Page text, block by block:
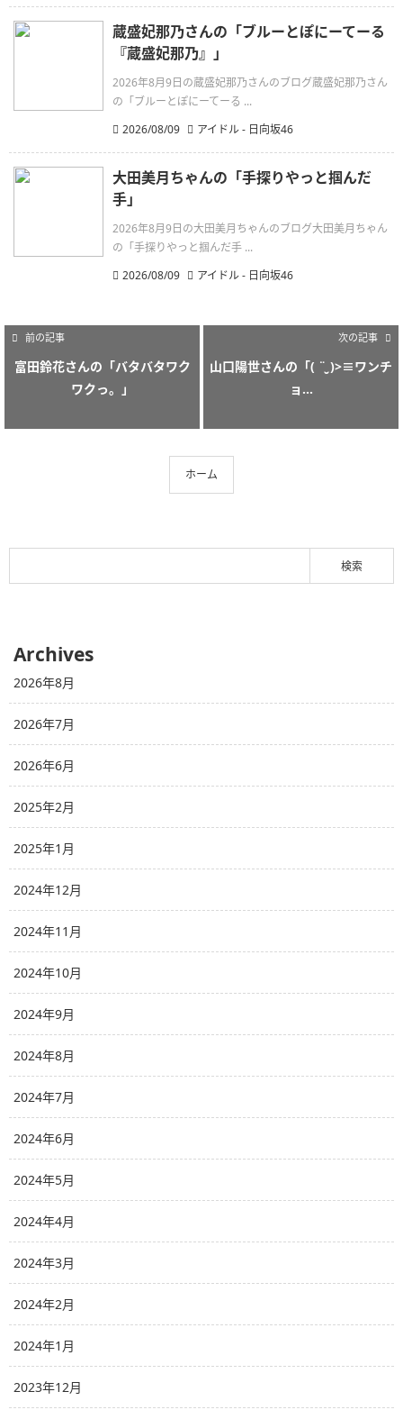
蔵盛妃那乃さんの「ブルーとぽにーてーる
『蔵盛妃那乃』」
2026年8月9日の蔵盛妃那乃さんのブログ蔵盛妃那乃さん
の「ブルーとぽにーてーる ...
2026/08/09
アイドル - 日向坂46
大田美月ちゃんの「手探りやっと掴んだ
手」
2026年8月9日の大田美月ちゃんのブログ大田美月ちゃん
の「手探りやっと掴んだ手 ...
2026/08/09
アイドル - 日向坂46
前の記事
富田鈴花さんの「バタバタワク
ワクっ。」
次の記事
山口陽世さんの「( ¨̮ )>≡ワンチ
ョ...
ホーム
Archives
2026年8月
2026年7月
2026年6月
2025年2月
2025年1月
2024年12月
2024年11月
2024年10月
2024年9月
2024年8月
2024年7月
2024年6月
2024年5月
2024年4月
2024年3月
2024年2月
2024年1月
2023年12月